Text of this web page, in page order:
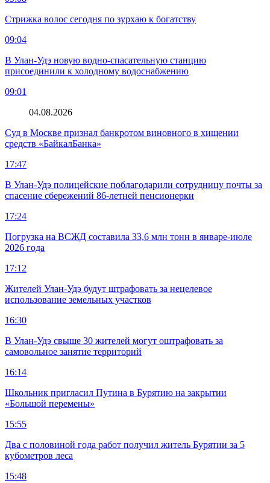
Стрижка волос сегодня по зурхаю к богатству
09:04
В Улан-Удэ новую водно‑спасательную станцию
присоединили к холодному водоснабжению
09:01
04.08.2026
Суд в Москве признал банкротом виновного в хищении
средств «БайкалБанка»
17:47
В Улан-Удэ полицейские поблагодарили сотрудницу почты за
спасение сбережений 86-летней пенсионерки
17:24
Погрузка на ВСЖД составила 33,6 млн тонн в январе-июле
2026 года
17:12
Жителей Улан-Удэ будут штрафовать за нецелевое
использование земельных участков
16:30
В Улан-Удэ свыше 30 жителей могут оштрафовать за
самовольное занятие территорий
16:14
Школьник пригласил Путина в Бурятию на закрытии
«Большой перемены»
15:55
Два с половиной года работ получил житель Бурятии за 5
кубометров леса
15:48